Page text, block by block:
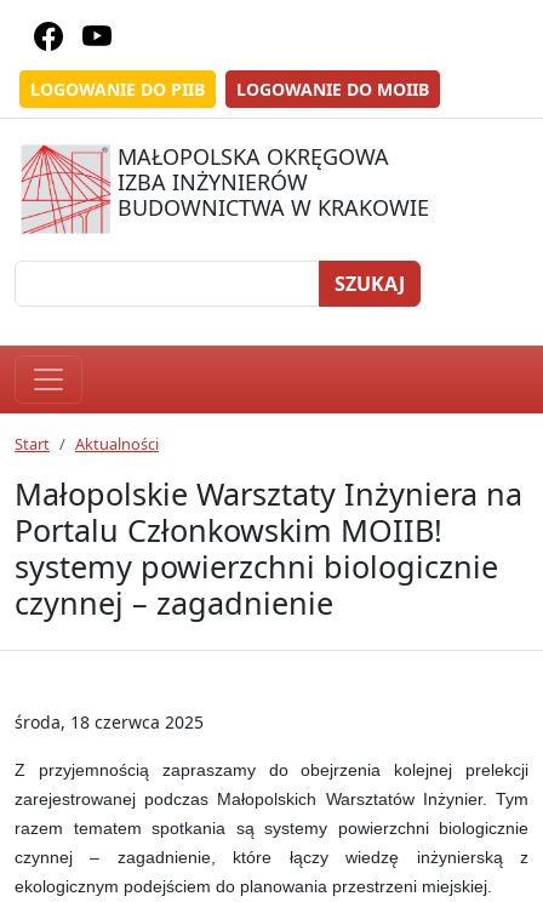
LOGOWANIE DO PIIB LOGOWANIE DO MOIIB
MAŁOPOLSKA OKRĘGOWA
IZBA INŻYNIERÓW
BUDOWNICTWA W KRAKOWIE
SZUKAJ
Start Aktualności
Małopolskie Warsztaty Inżyniera na
Portalu Członkowskim MOIIB!
systemy powierzchni biologicznie
czynnej – zagadnienie
środa, 18 czerwca 2025
Z przyjemnością zapraszamy do obejrzenia kolejnej prelekcji
zarejestrowanej podczas Małopolskich Warsztatów Inżynier. Tym
razem tematem spotkania są systemy powierzchni biologicznie
czynnej – zagadnienie, które łączy wiedzę inżynierską z
ekologicznym podejściem do planowania przestrzeni miejskiej.